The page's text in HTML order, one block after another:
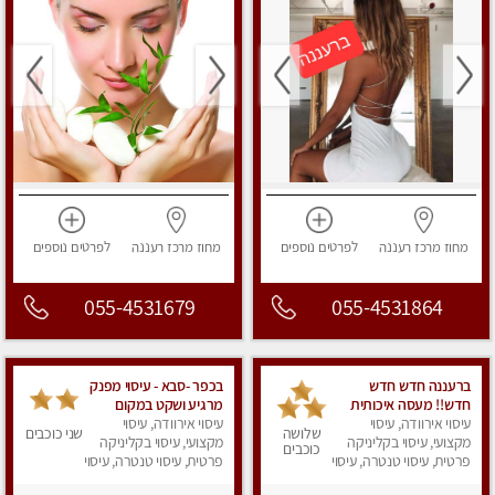
מחוז מרכז רעננה לפרטים נוספים
055-4531864
מחוז מרכז רעננה לפרטים נוספים
055-4531679
ברעננה חדש חדש
חדש!! מעסה איכותית
ומקצועית - highly
recommended..new
in the city
עיסוי אירוודה, עיסוי
מקצועי, עיסוי בקליניקה
פרטית, עיסוי טנטרה, עיסוי
שלושה
כוכבים
בכפר -סבא - עיסוי מפנק
מרגיע ושקט במקום
מדהים עיסוי מושקע
מאוד
עיסוי אירוודה, עיסוי
מקצועי, עיסוי בקליניקה
פרטית, עיסוי טנטרה, עיסוי
שני כוכבים